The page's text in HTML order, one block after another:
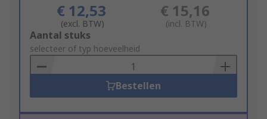
€ 12,53
(excl. BTW)
€ 15,16
(incl. BTW)
Add
to
Basket
Aantal stuks
selecteer of typ hoeveelheid
Bestellen